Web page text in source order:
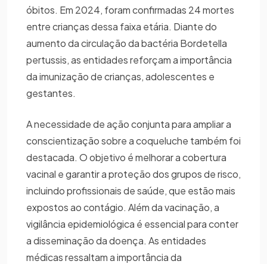
óbitos. Em 2024, foram confirmadas 24 mortes
entre crianças dessa faixa etária. Diante do
aumento da circulação da bactéria Bordetella
pertussis, as entidades reforçam a importância
da imunização de crianças, adolescentes e
gestantes.
A necessidade de ação conjunta para ampliar a
conscientização sobre a coqueluche também foi
destacada. O objetivo é melhorar a cobertura
vacinal e garantir a proteção dos grupos de risco,
incluindo profissionais de saúde, que estão mais
expostos ao contágio. Além da vacinação, a
vigilância epidemiológica é essencial para conter
a disseminação da doença. As entidades
médicas ressaltam a importância da